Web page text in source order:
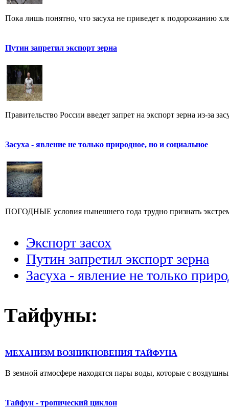
Пока лишь понятно, что засуха не приведет к подорожанию
Путин запретил экспорт зерна
Правительство России введет запрет на экспорт зерна из-за
Засуха - явление не только природное, но и социальное
ПОГОДНЫЕ условия нынешнего года трудно признать
Экспорт засох
Путин запретил экспорт зерна
Засуха - явление не только
Тайфуны:
МЕХАНИЗМ ВОЗНИКНОВЕНИЯ ТАЙФУНА
В земной атмосфере находятся пары воды, которые с
Тайфун - тропический циклон